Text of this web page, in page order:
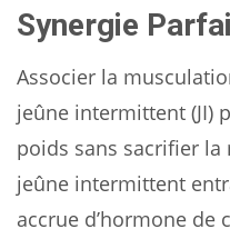
Synergie
Associer la
jeûne intermittent (JI)
poids sans sacrifier la
jeûne intermittent
accrue d’hormone de